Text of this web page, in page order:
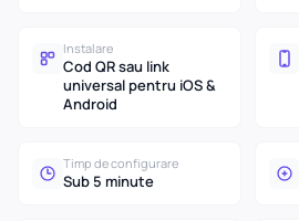
Instalare
Cod QR sau link
universal pentru iOS &
Android
Timp de configurare
Sub 5 minute